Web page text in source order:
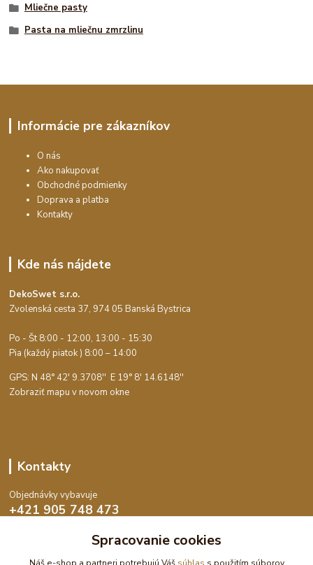
Mliečne pasty
Pasta na mliečnu zmrzlinu
Informácie pre zákazníkov
O nás
Ako nakupovať
Obchodné podmienky
Doprava a platba
Kontakty
Kde nás nájdete
DekoSwet s.r.o.
Zvolenská cesta 37, 974 05 Banská Bystrica
Po - Št 8:00 - 12:00, 13:00 - 15:30
Pia (každý piatok ) 8:00 – 14:00
GPS: N 48° 42' 9.3708'' E 19° 8' 14.6148''
Zobraziť mapu v novom okne
Kontakty
Objednávky vybavuje
+421 905 748 473
objednavky@dekoswet.sk
Spracovanie cookies